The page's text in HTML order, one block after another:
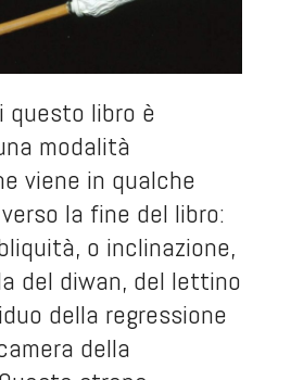
libro è
modalità
viene in qualche
la fine del libro:
o inclinazione,
del diwan, del lettino
della regressione
della